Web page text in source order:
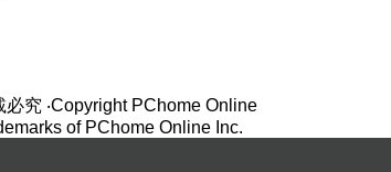
必究 ‧Copyright PChome Online
of PChome Online Inc.